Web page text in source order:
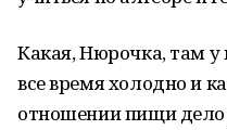
Какая, Нюрочка, там у
все время холодно и
отношении пищи дело